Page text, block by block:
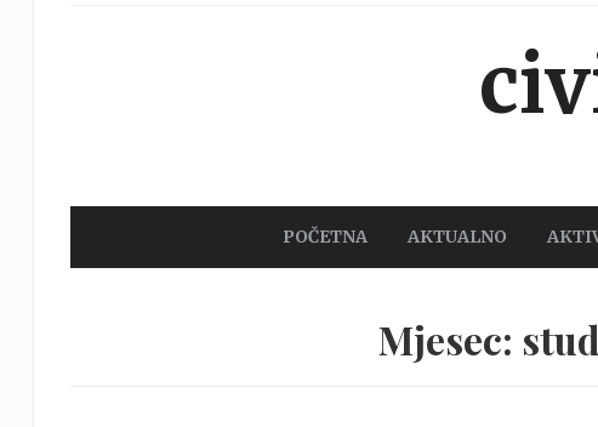
POČETNA AKTUALNO
Mjesec: